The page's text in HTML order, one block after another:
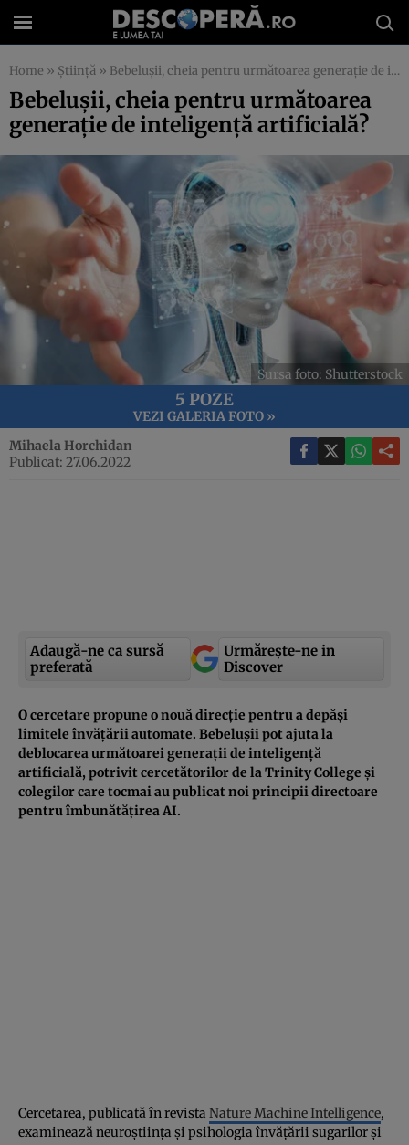
Home » Știință » Bebelușii, cheia pentru următoarea generație de inteligență artificială?
Bebelușii, cheia pentru următoarea
generație de inteligență artificială?
Sursa foto: Shutterstock
5 POZE
VEZI GALERIA FOTO »
Mihaela Horchidan
Publicat: 27.06.2022
Adaugă-ne ca sursă
preferată
Urmărește-ne in
Discover
O cercetare propune o nouă direcție pentru a depăși
limitele învățării automate. Bebelușii pot ajuta la
deblocarea următoarei generații de inteligență
artificială, potrivit cercetătorilor de la Trinity College și
colegilor care tocmai au publicat noi principii directoare
pentru îmbunătățirea AI.
Cercetarea, publicată în revista Nature Machine Intelligence,
examinează neuroștiința și psihologia învățării sugarilor și